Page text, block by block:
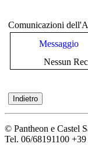
Comunicazioni
Messaggio
Nessun
© Pantheon e Castel
Tel. 06/68191100